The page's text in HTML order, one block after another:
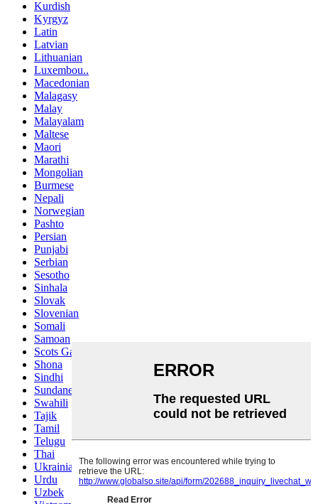
Kurdish
Kyrgyz
Latin
Latvian
Lithuanian
Luxembou..
Macedonian
Malagasy
Malay
Malayalam
Maltese
Maori
Marathi
Mongolian
Burmese
Nepali
Norwegian
Pashto
Persian
Punjabi
Serbian
Sesotho
Sinhala
Slovak
Slovenian
Somali
Samoan
Scots Gaelic
Shona
Sindhi
Sundanese
Swahili
Tajik
Tamil
Telugu
Thai
Ukrainian
Urdu
Uzbek